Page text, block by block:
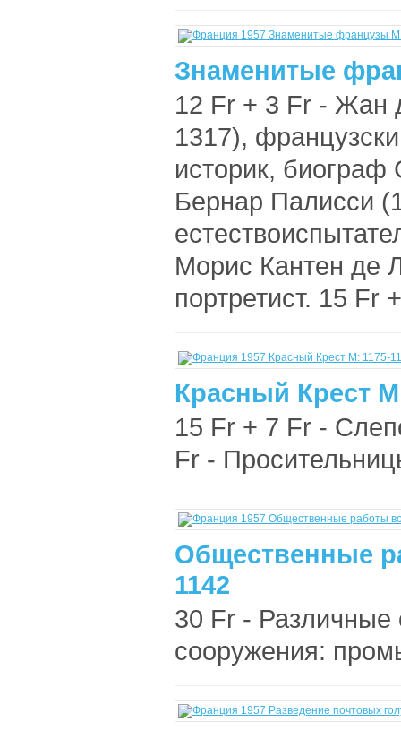
Знаменитые
12 Fr + 3 Fr - Жан
1317),
историк, биограф
Бернар Палисси
Морис Кантен де
портретист. 15 Fr
Красный Крест
15 Fr + 7 Fr -
Fr -
Общественные
1142
30 Fr -
сооружения: